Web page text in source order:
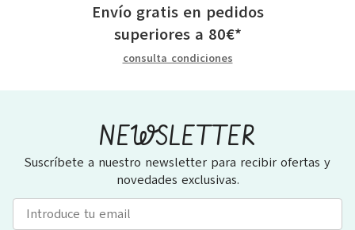
Envío gratis en pedidos
superiores a 80€*
consulta condiciones
NEWSLETTER
Suscríbete a nuestro newsletter para recibir ofertas y
novedades exclusivas.